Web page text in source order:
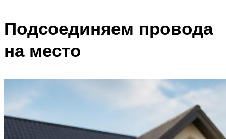
Подсоединяем провода
на место